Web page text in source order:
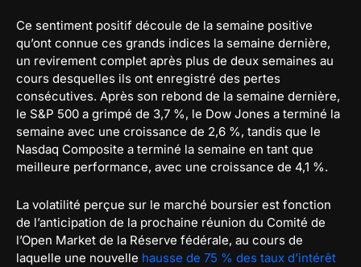
Ce sentiment positif découle de la semaine positive
qu’ont connue ces grands indices la semaine dernière,
un revirement complet après plus de deux semaines au
cours desquelles ils ont enregistré des pertes
consécutives. Après son rebond de la semaine dernière,
le S&P 500 a grimpé de 3,7 %, le Dow Jones a terminé la
semaine avec une croissance de 2,6 %, tandis que le
Nasdaq Composite a terminé la semaine en tant que
meilleure performance, avec une croissance de 4,1 %.
La volatilité perçue sur le marché boursier est fonction
de l’anticipation de la prochaine réunion du Comité de
l’Open Market de la Réserve fédérale, au cours de
laquelle une nouvelle hausse de 75 % des taux d’intérêt